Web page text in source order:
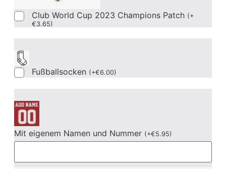
Club World Cup 2023 Champions Patch (+
€3.65)
Fußballsocken (+€6.00)
Mit eigenem Namen und Nummer (+€5.95)